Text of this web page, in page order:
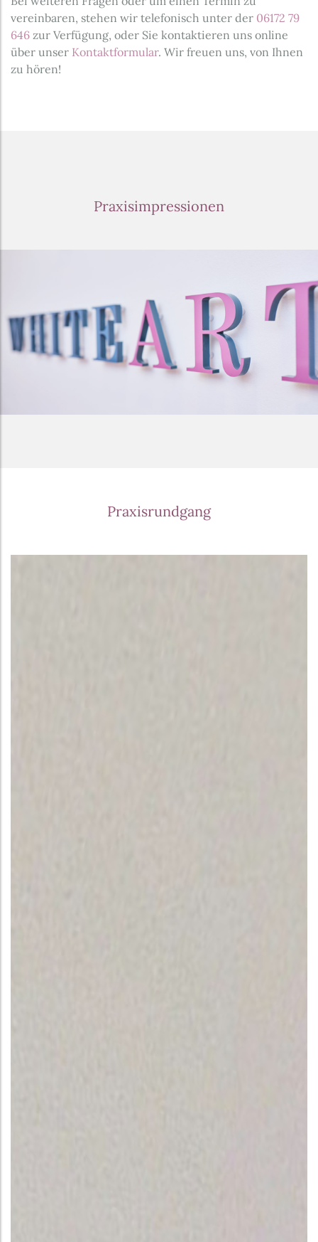
vereinbaren, stehen wir telefonisch unter der 06172 79
646 zur Verfügung, oder Sie kontaktieren uns online
über unser Kontaktformular. Wir freuen uns, von Ihnen
zu hören!
Praxisimpressionen
Praxisrundgang